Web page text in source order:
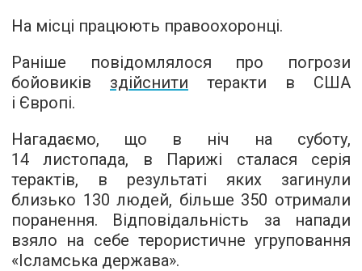
На місці працюють правоохоронці.
Раніше повідомлялося про погрози
бойовиків здійснити теракти в США
і Європі.
Нагадаємо, що в ніч на суботу,
14 листопада, в Парижі сталася серія
терактів, в результаті яких загинули
близько 130 людей, більше 350 отримали
поранення. Відповідальність за напади
взяло на себе терористичне угруповання
«Ісламська держава».